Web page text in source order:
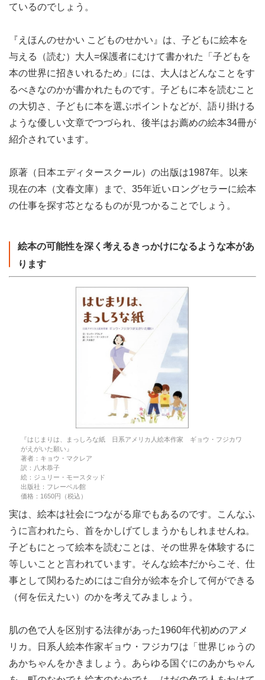
ているのでしょう。
『えほんのせかい こどものせかい』は、子どもに絵本を
与える（読む）大人=保護者にむけて書かれた「子どもを
本の世界に招きいれるため」には、大人はどんなことをす
るべきなのかが書かれたものです。子どもに本を読むこと
の大切さ、子どもに本を選ぶポイントなどが、語り掛ける
ような優しい文章でつづられ、後半はお薦めの絵本34冊が
紹介されています。
原著（日本エディタースクール）の出版は1987年。以来
現在の本（文春文庫）まで、35年近いロングセラーに絵本
の仕事を探す芯となるものが見つかることでしょう。
絵本の可能性を深く考えるきっかけになるような本があ
ります
『はじまりは、まっしろな紙 日系アメリカ人絵本作家 ギョウ・フジカワ
がえがいた願い』
著者：キョウ・マクレア
訳：八木恭子
絵：ジュリー・モースタッド
出版社：フレーベル館
価格：1650円（税込）
実は、絵本は社会につながる扉でもあるのです。こんなふ
うに言われたら、首をかしげてしまうかもしれませんね。
子どもにとって絵本を読むことは、その世界を体験するに
等しいことと言われています。そんな絵本だからこそ、仕
事として関わるためにはご自分が絵本を介して何ができる
（何を伝えたい）のかを考えてみましょう。
肌の色で人を区別する法律があった1960年代初めのアメ
リカ。日系人絵本作家ギョウ・フジカワは「世界じゅうの
あかちゃんをかきましょう。あらゆる国ぐにのあかちゃん